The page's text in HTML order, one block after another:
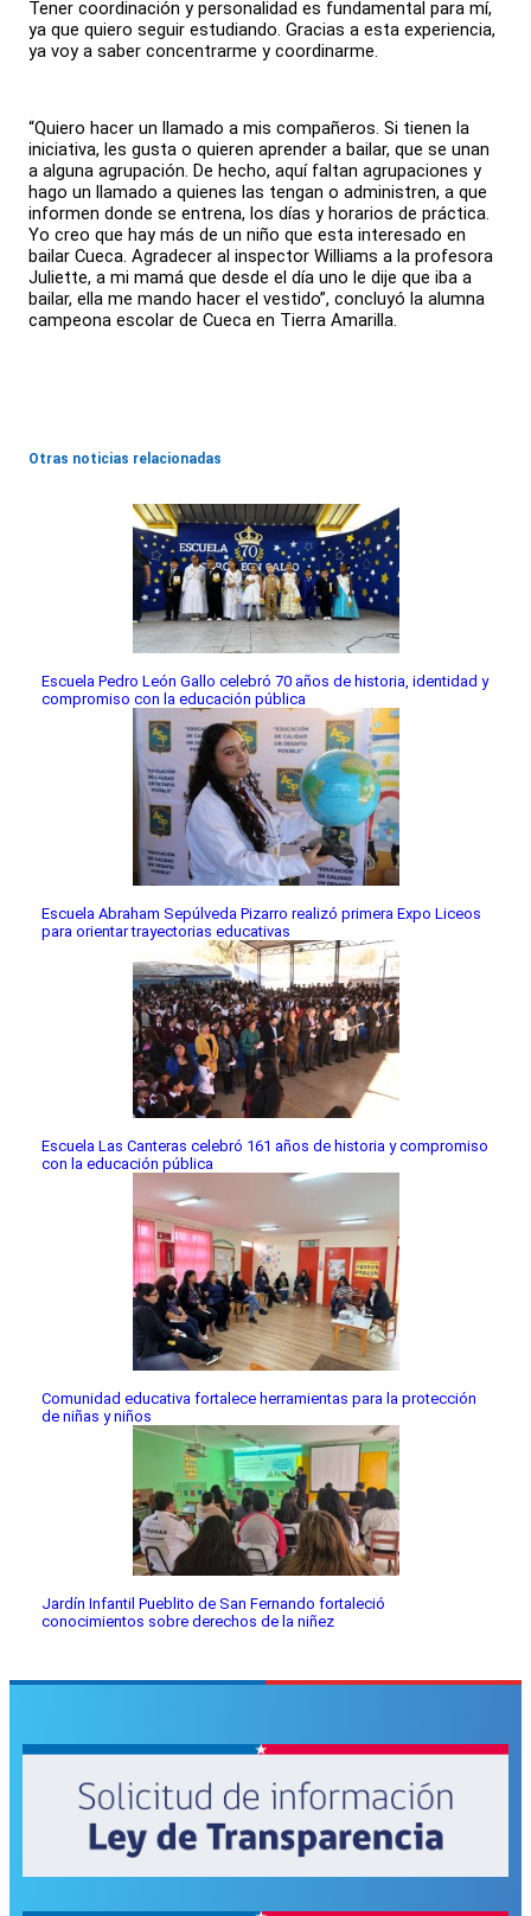
Tener coordinación y personalidad es fundamental para mí,
ya que quiero seguir estudiando. Gracias a esta experiencia,
ya voy a saber concentrarme y coordinarme.
“Quiero hacer un llamado a mis compañeros. Si tienen la
iniciativa, les gusta o quieren aprender a bailar, que se unan
a alguna agrupación. De hecho, aquí faltan agrupaciones y
hago un llamado a quienes las tengan o administren, a que
informen donde se entrena, los días y horarios de práctica.
Yo creo que hay más de un niño que esta interesado en
bailar Cueca. Agradecer al inspector Williams a la profesora
Juliette, a mi mamá que desde el día uno le dije que iba a
bailar, ella me mando hacer el vestido”, concluyó la alumna
campeona escolar de Cueca en Tierra Amarilla.
Otras noticias relacionadas
Escuela Pedro León Gallo celebró 70 años de historia, identidad y
compromiso con la educación pública
Escuela Abraham Sepúlveda Pizarro realizó primera Expo Liceos
para orientar trayectorias educativas
Escuela Las Canteras celebró 161 años de historia y compromiso
con la educación pública
Comunidad educativa fortalece herramientas para la protección
de niñas y niños
Jardín Infantil Pueblito de San Fernando fortaleció
conocimientos sobre derechos de la niñez